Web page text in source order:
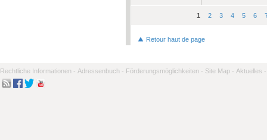
1 2 3 4 5 6
Retour haut de page
Rechtliche Informationen - Adressenbuch - Förderungsmöglichkeiten - Site Map - Aktuelles -